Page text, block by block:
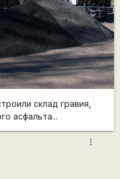
склад гравия,
асфальта...
more_vert